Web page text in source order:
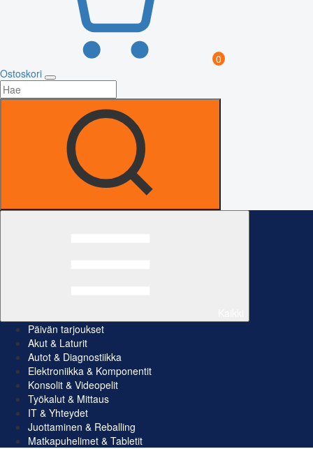
0
Ostoskori
Päivän tarjoukset
Akut & Laturit
Autot & Diagnostiikka
Elektroniikka & Komponentit
Konsolit & Videopelit
Työkalut & Mittaus
IT & Yhteydet
Juottaminen & Reballing
Matkapuhelimet & Tabletit